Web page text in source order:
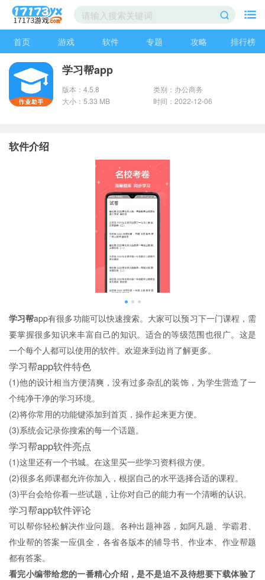
首页 游戏 软件 专题 攻略 排行榜
学习帮app
版本：4.5.8
类别：办公商务
大小：5.33 MB
时间：2022-12-06
软件介绍
学习帮app有很多功能可以快速搜索。大家可以预习下一门课程，需
要掌握很多知识来丰富自己的知识。适合的等级范围也很广。这是
一个每个人都可以使用的软件。欢迎来到边肖了解更多。
学习帮app软件特色
(1)他的设计相当方便清爽，没有过多杂乱的装饰，为学生营造了一
个纯净干净的学习环境。
(2)将你常用的功能键添加到首页，操作起来更方便。
(3)系统会记录你搜索的每一个话题。
学习帮app软件亮点
(1)这里还有一个书城。在这里买一些学习资料很方便。
(2)很多名师课都允许你加入，根据自己的水平选择合适的课程。
(3)平台会给你看一些试题，让你对自己的能力有一个清晰的认识。
学习帮app软件评论
可以帮你轻松解决作业问题。各种出题神器，如阿凡题、学霸君、
作业帮的答案一应俱全，各省各版本的辅导书、作业本、作业帮题
都有答案。
看完小编带给您的一番精心介绍，是不是迫不及待想要下载体验了